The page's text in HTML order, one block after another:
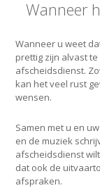
Wanneer
Wanneer u weet
prettig zijn alvast
afscheidsdienst.
kan het veel rust
wensen.
Samen met u en
en de muziek
afscheidsdienst
dat ook de
afspraken.